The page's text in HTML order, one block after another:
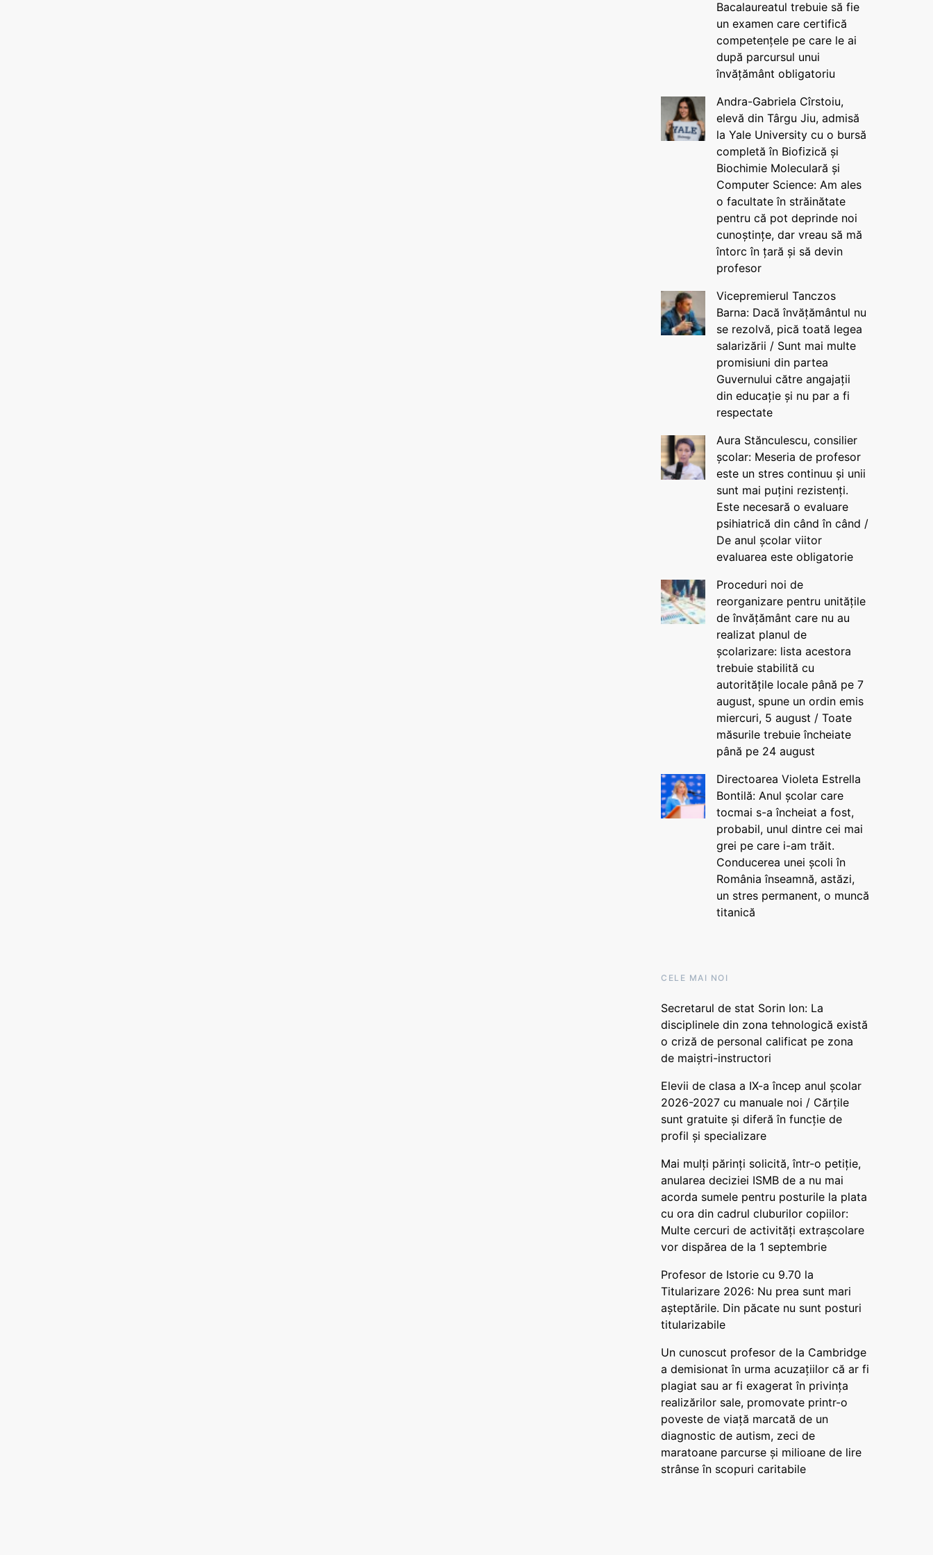
Bacalaureatul trebuie să fie
un examen care certifică
competențele pe care le ai
după parcursul unui
învățământ obligatoriu
Andra-Gabriela Cîrstoiu,
elevă din Târgu Jiu, admisă
la Yale University cu o bursă
completă în Biofizică și
Biochimie Moleculară și
Computer Science: Am ales
o facultate în străinătate
pentru că pot deprinde noi
cunoștințe, dar vreau să mă
întorc în țară și să devin
profesor
Vicepremierul Tanczos
Barna: Dacă învățământul nu
se rezolvă, pică toată legea
salarizării / Sunt mai multe
promisiuni din partea
Guvernului către angajații
din educație și nu par a fi
respectate
Aura Stănculescu, consilier
școlar: Meseria de profesor
este un stres continuu și unii
sunt mai puțini rezistenți.
Este necesară o evaluare
psihiatrică din când în când /
De anul școlar viitor
evaluarea este obligatorie
Proceduri noi de
reorganizare pentru unitățile
de învățământ care nu au
realizat planul de
școlarizare: lista acestora
trebuie stabilită cu
autoritățile locale până pe 7
august, spune un ordin emis
miercuri, 5 august / Toate
măsurile trebuie încheiate
până pe 24 august
Directoarea Violeta Estrella
Bontilă: Anul școlar care
tocmai s-a încheiat a fost,
probabil, unul dintre cei mai
grei pe care i-am trăit.
Conducerea unei școli în
România înseamnă, astăzi,
un stres permanent, o muncă
titanică
CELE MAI NOI
Secretarul de stat Sorin Ion: La
disciplinele din zona tehnologică există
o criză de personal calificat pe zona
de maiștri-instructori
Elevii de clasa a IX-a încep anul școlar
2026-2027 cu manuale noi / Cărțile
sunt gratuite și diferă în funcție de
profil și specializare
Mai mulți părinți solicită, într-o petiție,
anularea deciziei ISMB de a nu mai
acorda sumele pentru posturile la plata
cu ora din cadrul cluburilor copiilor:
Multe cercuri de activități extrașcolare
vor dispărea de la 1 septembrie
Profesor de Istorie cu 9.70 la
Titularizare 2026: Nu prea sunt mari
așteptările. Din păcate nu sunt posturi
titularizabile
Un cunoscut profesor de la Cambridge
a demisionat în urma acuzațiilor că ar fi
plagiat sau ar fi exagerat în privința
realizărilor sale, promovate printr-o
poveste de viață marcată de un
diagnostic de autism, zeci de
maratoane parcurse și milioane de lire
strânse în scopuri caritabile